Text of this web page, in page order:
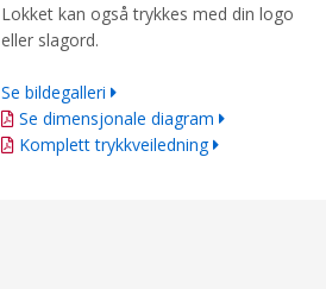
Lokket kan også trykkes med din logo
eller slagord.
Se bildegalleri
Se dimensjonale diagram
Komplett trykkveiledning